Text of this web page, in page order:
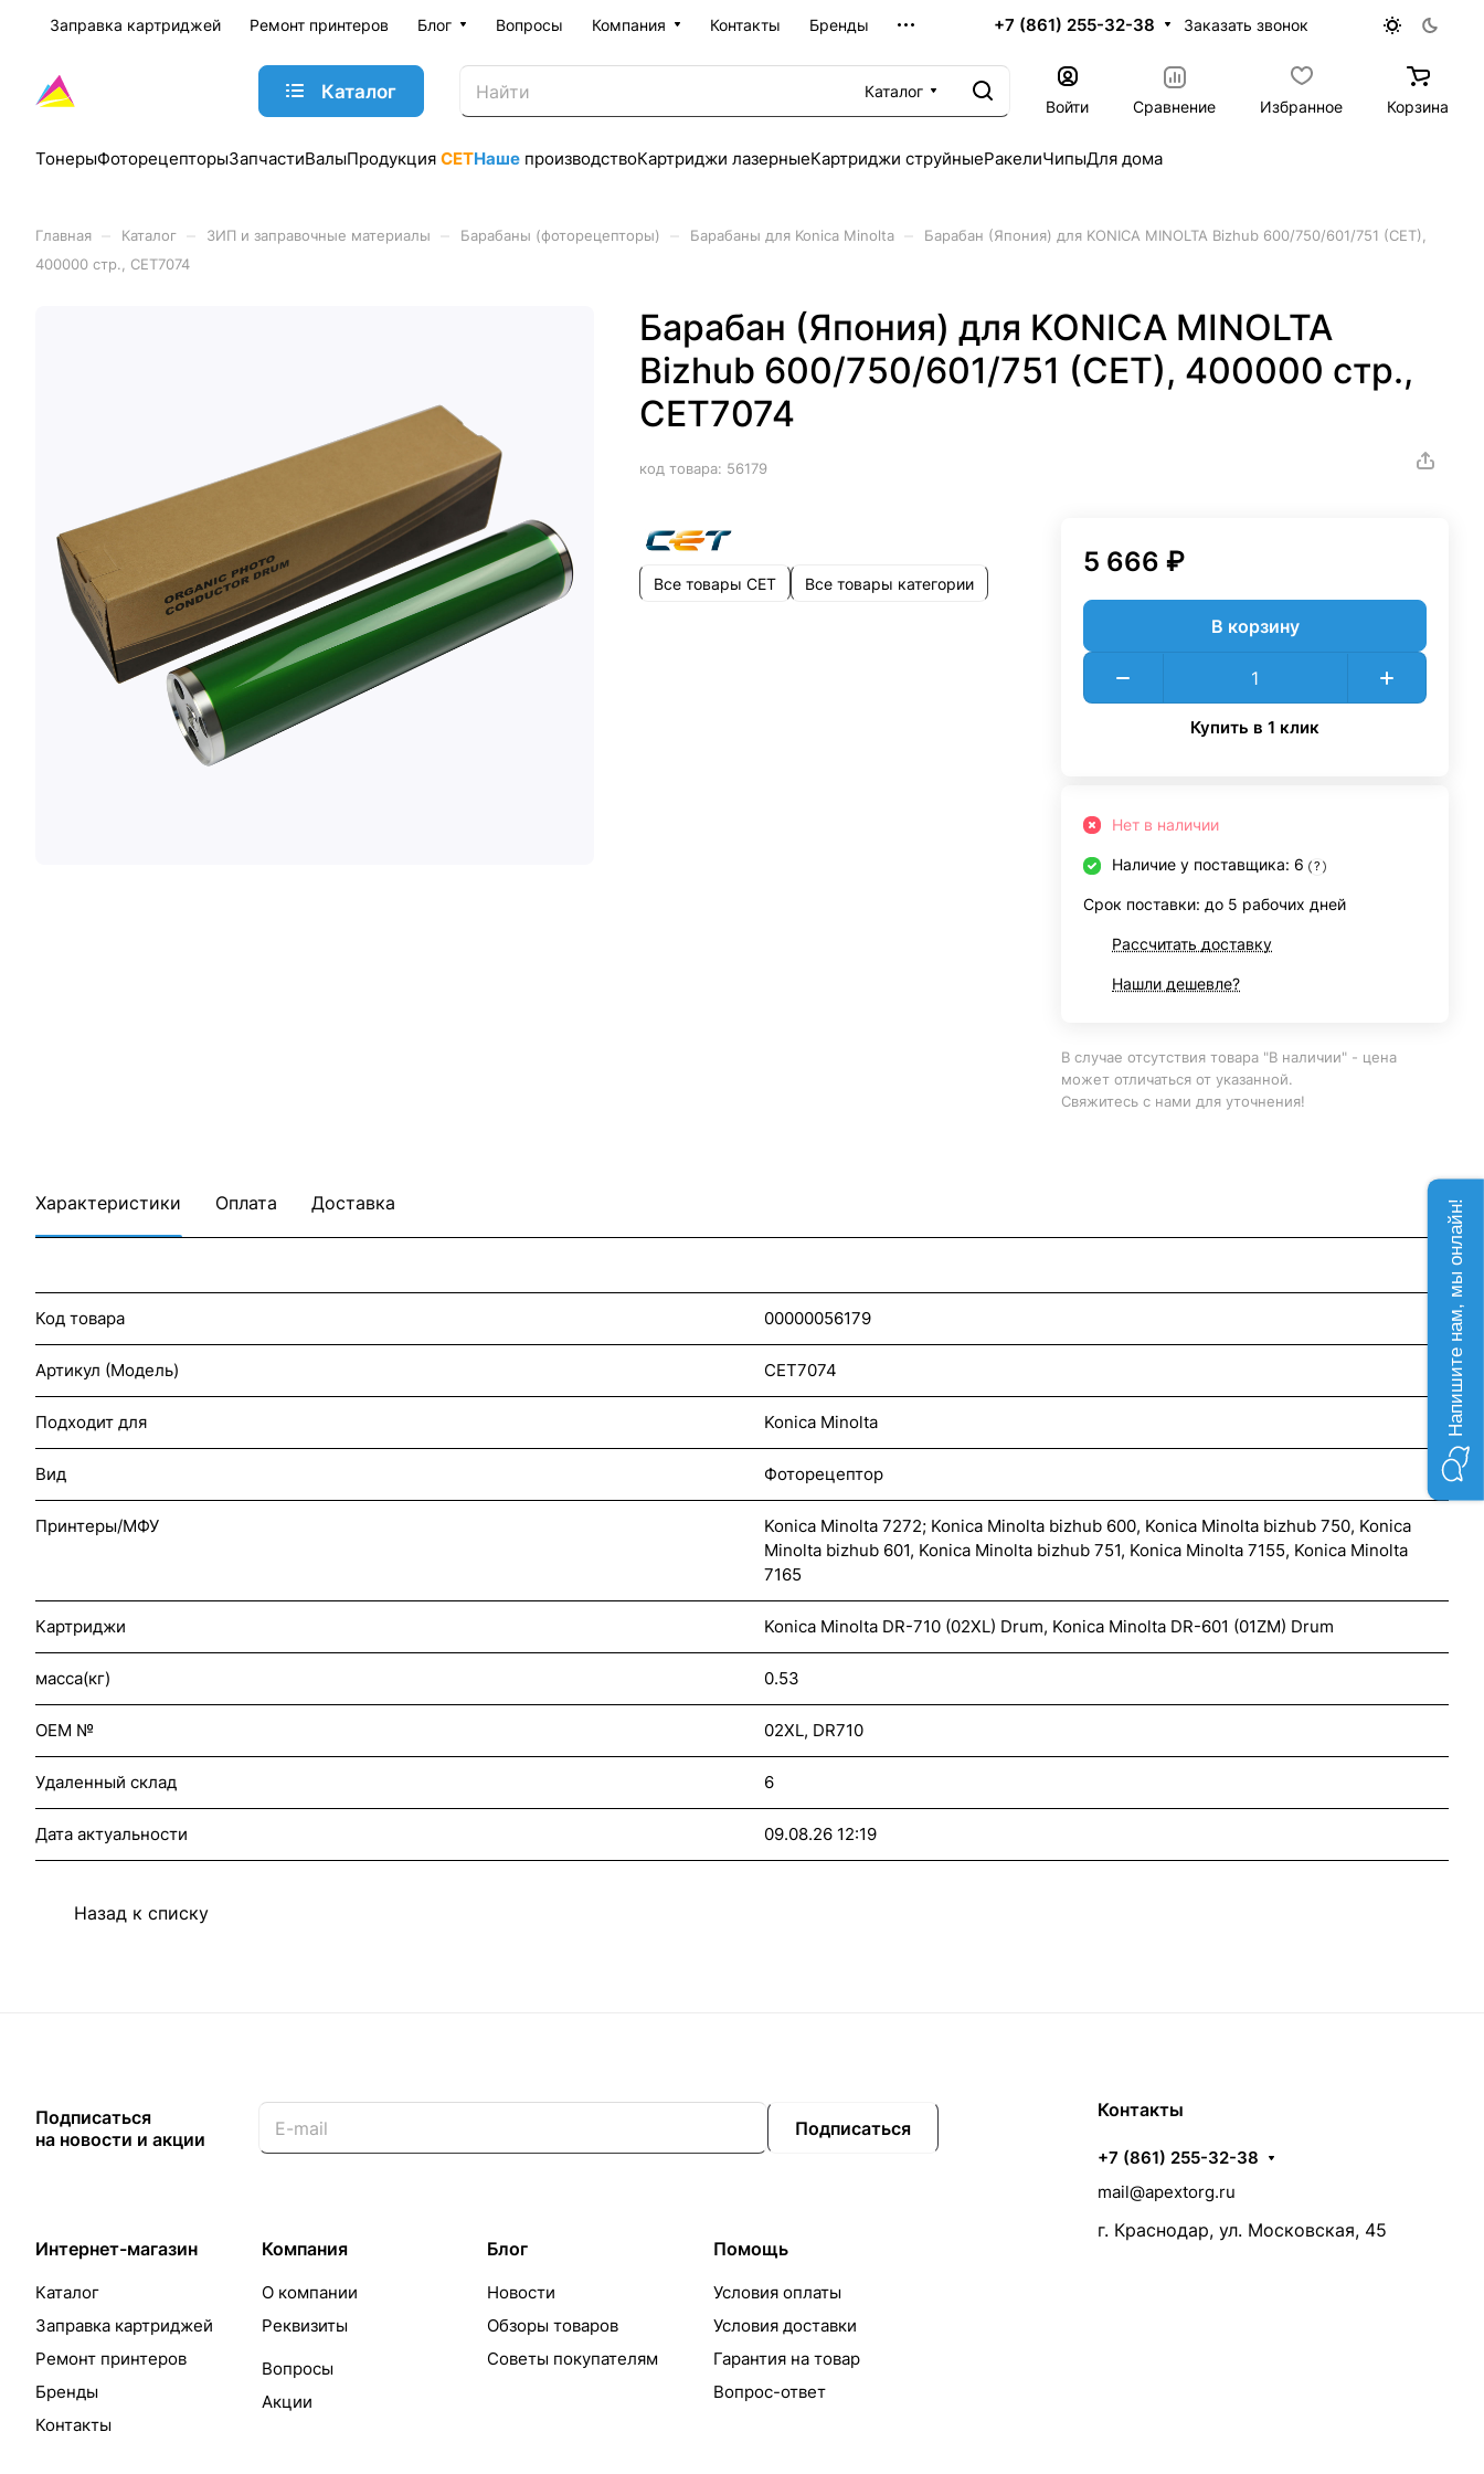
Заправка картриджей Ремонт принтеров Блог Вопросы Компания Контакты Бренды +7 (861) 255-32-38 Заказать звонок
Каталог
Каталог
Войти
Сравнение Избранное Корзина
ТонерыФоторецепторыЗапчастиВалыПродукция CETНаше производствоКартриджи лазерныеКартриджи струйныеРакелиЧипыДля дома
Главная Каталог ЗИП и заправочные материалы Барабаны (фоторецепторы) Барабаны для Konica Minolta
Барабан (Япония) для KONICA MINOLTA Bizhub 600/750/601/751 (CET),
400000 стр., CET7074
Барабан (Япония) для KONICA MINOLTA
Bizhub 600/750/601/751 (CET), 400000 стр.,
CET7074
код товара: 56179
Все товары CET Все товары категории
5 666 ₽
В корзину
Купить в 1 клик
Нет в наличии
Наличие у поставщика: 6 ?
Срок поставки: до 5 рабочих дней
Рассчитать доставку
Нашли дешевле?
В случае отсутствия товара "В наличии" - цена
может отличаться от указанной.
Свяжитесь с нами для уточнения!
Характеристики Оплата Доставка
Код товара 00000056179
Артикул (Модель) CET7074
Подходит для Konica Minolta
Вид Фоторецептор
Принтеры/МФУ
Konica Minolta 7272; Konica Minolta bizhub 600, Konica Minolta bizhub 750, Konica
Minolta bizhub 601, Konica Minolta bizhub 751, Konica Minolta 7155, Konica Minolta
7165
Картриджи Konica Minolta DR-710 (02XL) Drum, Konica Minolta DR-601 (01ZM) Drum
масса(кг) 0.53
OEM № 02XL, DR710
Удаленный склад 6
Дата актуальности 09.08.26 12:19
Назад к списку
Подписаться
на новости и акции
Подписаться
Интернет-магазин
Каталог
Заправка картриджей
Ремонт принтеров
Бренды
Контакты
Компания
О компании
Реквизиты
Вопросы
Акции
Блог
Новости
Обзоры товаров
Советы покупателям
Помощь
Условия оплаты
Условия доставки
Гарантия на товар
Вопрос-ответ
Контакты
+7 (861) 255-32-38
mail@apextorg.ru
г. Краснодар, ул. Московская, 45
Напишите нам, мы онлайн!